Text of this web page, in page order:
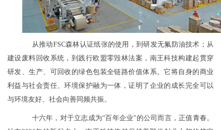
从推动FSC森林认证纸张的使用，到研发无氟防油技术；从
建设废料回收系统，到践行欧盟零毁林法案，南王科技构建起贯穿
研发、生产、可回收的绿色包装全链路价值体系。它将自身的商业
利益与社会责任、环境保护融为一体，证明了企业的成长完全可以
与环境友好、社会向善同频共振。
十六年，对于立志成为“百年企业”的公司而言，正值青春。